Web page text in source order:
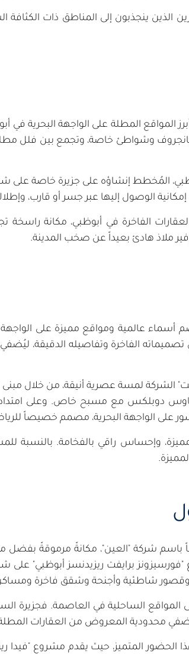
ينجذبون إلى المناطق ذات الكثافة
المواقع المطلة على الواجهة البحرية
وشواطئ خاصة، وتجمع بين فلل
المُخطط إنشاؤه على جزيرة خاصة على
الفاخرة في أبوظبي، مكانة راسخة
ملاذ هادئ بعيداً عن صخب المدينة.
أسماء عالمية ومواقع مميزة على
تصميماته الفاخرة وتفاصيله الدقيقة،
بنتهاوس دوبلكس مع مسبح خاص. وعلى
الواجهة البحرية، مصمم خصيصاً
وإحساس راقي بالفخامة. بالنسبة
شركة "العين"، مكانةً مرموقةً بفضل
برايفت ريزيدنسز أبوظبي" على
شاطئية وأجنحة وشقق فاخرة
المواقع الساحلية في العاصمة. فجزيرة
ويُضفي محدودية المعروض من العقارات
المتميز، حيث يقدم مشروع "فيدا